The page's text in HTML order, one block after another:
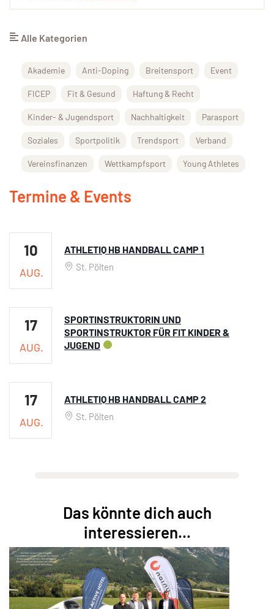
Alle Kategorien
Akademie Anti-Doping Breitensport Event
FICEP Fit & Gesund Haftung & Recht
Kinder- & Jugendsport Nachhaltigkeit Parasport
Soziales Sportpolitik Trendsport Verband
Vereinsfinanzen Wettkampfsport Young Athletes
Termine & Events
10
AUG.
ATHLETIQ HB HANDBALL CAMP 1
St. Pölten
17
AUG.
SPORTINSTRUKTORIN UND
SPORTINSTRUKTOR FÜR FIT KINDER &
JUGEND
17
AUG.
ATHLETIQ HB HANDBALL CAMP 2
St. Pölten
Das könnte dich auch
interessieren...